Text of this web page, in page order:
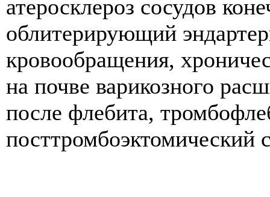
атеросклероз сосудов
облитерирующий
кровообращения,
на почве варикозного
после флебита,
посттромбоэктомический